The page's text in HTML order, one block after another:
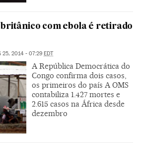
com ebola é retirado
25, 2014 - 07:29 EDT
A República Democrática do
Congo confirma dois casos,
os primeiros do país A OMS
contabiliza 1.427 mortes e
2.615 casos na África desde
dezembro